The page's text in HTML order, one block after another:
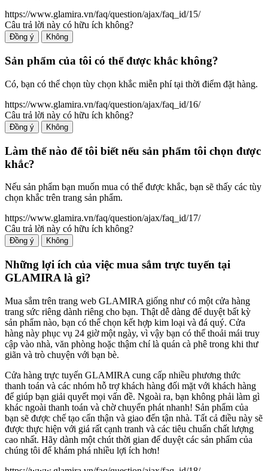
https://www.glamira.vn/faq/question/ajax/faq_id/15/
Câu trả lời này có hữu ích không?
Đồng ý Không
Sản phẩm của tôi có thể được khắc không?
Có, bạn có thể chọn tùy chọn khắc miễn phí tại thời điểm đặt hàng.
https://www.glamira.vn/faq/question/ajax/faq_id/16/
Câu trả lời này có hữu ích không?
Đồng ý Không
Làm thế nào để tôi biết nếu sản phẩm tôi chọn được
khắc?
Nếu sản phẩm bạn muốn mua có thể được khắc, bạn sẽ thấy các tùy
chọn khắc trên trang sản phẩm.
https://www.glamira.vn/faq/question/ajax/faq_id/17/
Câu trả lời này có hữu ích không?
Đồng ý Không
Những lợi ích của việc mua sắm trực tuyến tại
GLAMIRA là gì?
Mua sắm trên trang web GLAMIRA giống như có một cửa hàng
trang sức riêng dành riêng cho bạn. Thật dễ dàng để duyệt bất kỳ
sản phẩm nào, bạn có thể chọn kết hợp kim loại và đá quý. Cửa
hàng này phục vụ 24 giờ một ngày, vì vậy bạn có thể thoải mái truy
cập vào nhà, văn phòng hoặc thậm chí là quán cà phê trong khi thư
giãn và trò chuyện với bạn bè.
Cửa hàng trực tuyến GLAMIRA cung cấp nhiều phương thức
thanh toán và các nhóm hỗ trợ khách hàng đối mặt với khách hàng
để giúp bạn giải quyết mọi vấn đề. Ngoài ra, bạn không phải làm gì
khác ngoài thanh toán và chờ chuyển phát nhanh! Sản phẩm của
bạn sẽ được chế tạo cẩn thận và giao đến tận nhà. Tất cả điều này sẽ
được thực hiện với giá rất cạnh tranh và các tiêu chuẩn chất lượng
cao nhất. Hãy dành một chút thời gian để duyệt các sản phẩm của
chúng tôi để khám phá nhiều lợi ích hơn!